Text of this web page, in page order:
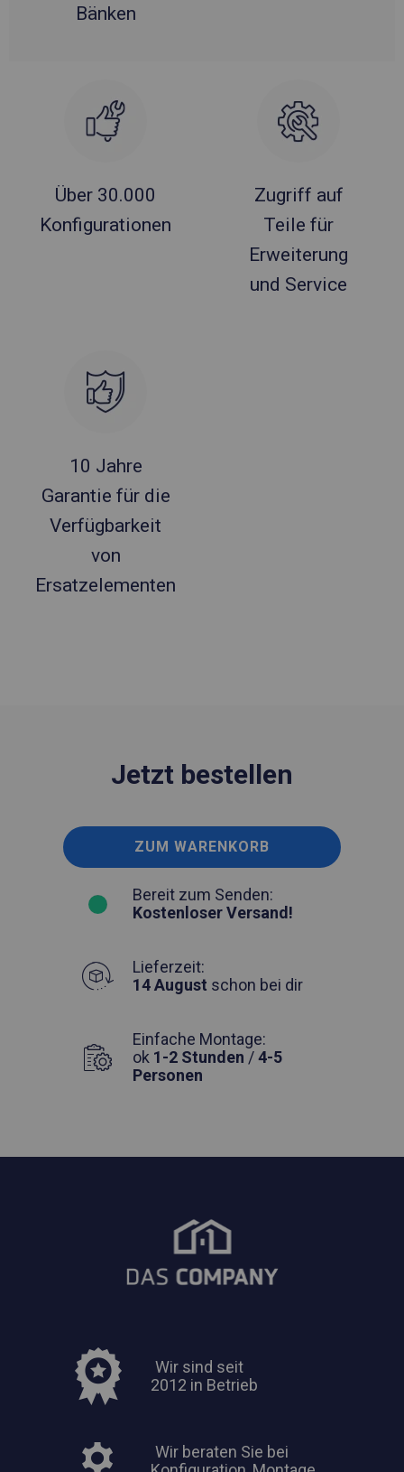
Bänken
Über 30.000
Konfigurationen
Zugriff auf
Teile für
Erweiterung
und Service
10 Jahre
Garantie für die
Verfügbarkeit
von
Ersatzelementen
Jetzt bestellen
ZUM WARENKORB
Bereit zum Senden:
Kostenloser Versand!
Lieferzeit:
14 August schon bei dir
Einfache Montage:
ok 1-2 Stunden /4-5
Personen
Wir sind seit
2012 in Betrieb
Wir beraten Sie bei